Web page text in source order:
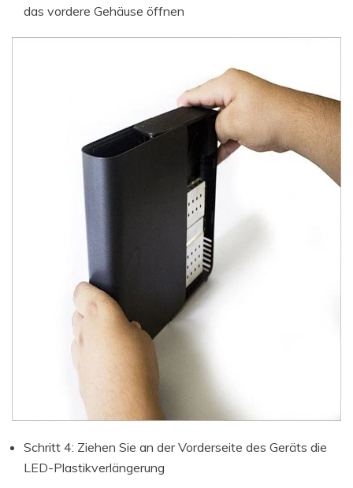
das vordere Gehäuse öffnen
Schritt 4: Ziehen Sie an der Vorderseite des Geräts die
LED-Plastikverlängerung